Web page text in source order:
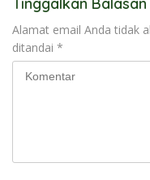
Tinggalkan Balasan
Alamat email Anda tidak
ditandai *